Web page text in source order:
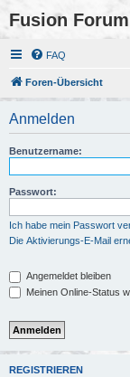
Fusion Forum
FAQ
Foren-Übersicht
Anmelden
Benutzername:
Passwort:
Ich habe mein Passwort
Die Aktivierungs-E-Mail
Angemeldet bleiben
Meinen Online-Status
REGISTRIEREN